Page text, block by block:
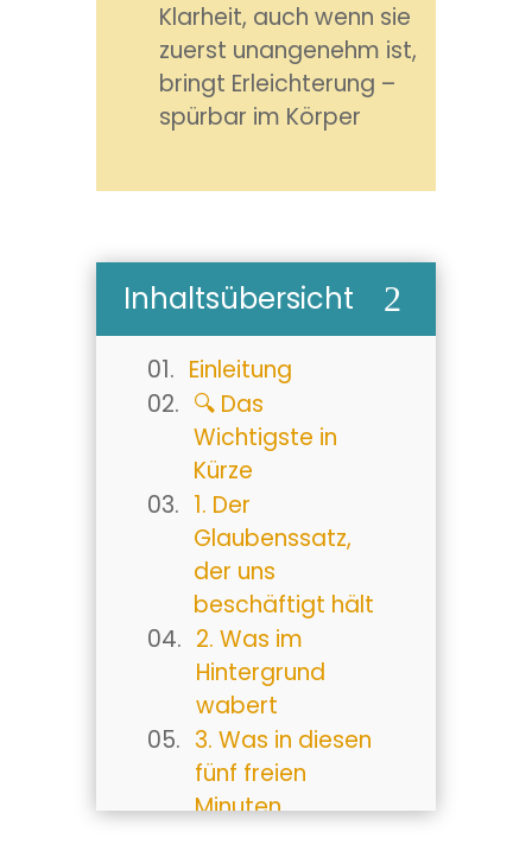
Klarheit, auch wenn sie
zuerst unangenehm ist,
bringt Erleichterung –
spürbar im Körper
Inhaltsübersicht 2
Einleitung
🔍 Das
Wichtigste in
Kürze
1. Der
Glaubenssatz,
der uns
beschäftigt hält
2. Was im
Hintergrund
wabert
3. Was in diesen
fünf freien
Minuten